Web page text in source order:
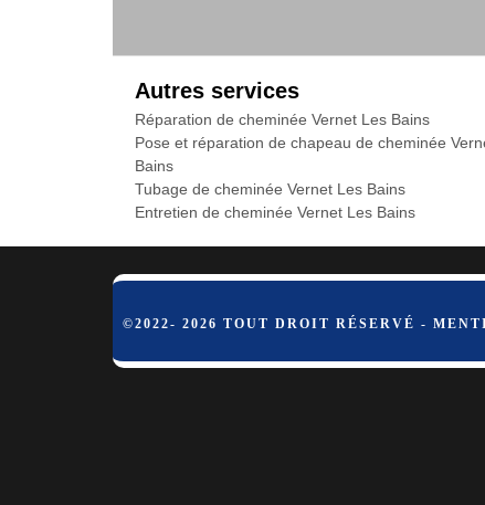
Autres services
Réparation de cheminée Vernet Les Bains
Pose et réparation de chapeau de cheminée
Bains
Tubage de cheminée Vernet Les Bains
Entretien de cheminée Vernet Les Bains
©2022- 2026 TOUT DROIT RÉSERVÉ -